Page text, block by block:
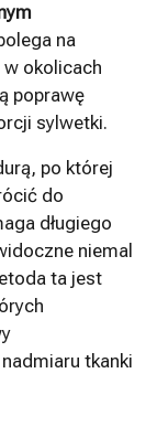
na
okolicach
poprawę
sylwetki.
po której
do
długiego
niemal
ta jest
tkanki